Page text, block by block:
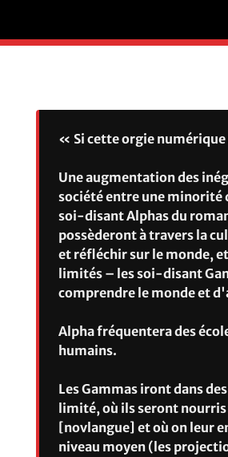
« Si cette orgie
Une augmentation des
société entre une minorité
soi-disant Alphas du
possèderont à travers la
et réfléchir sur le monde,
limités – les soi-disant
comprendre le monde et
Alpha fréquentera des
humains.
Les Gammas iront dans
limité, où ils seront
[novlangue] et où on leur
niveau moyen (les